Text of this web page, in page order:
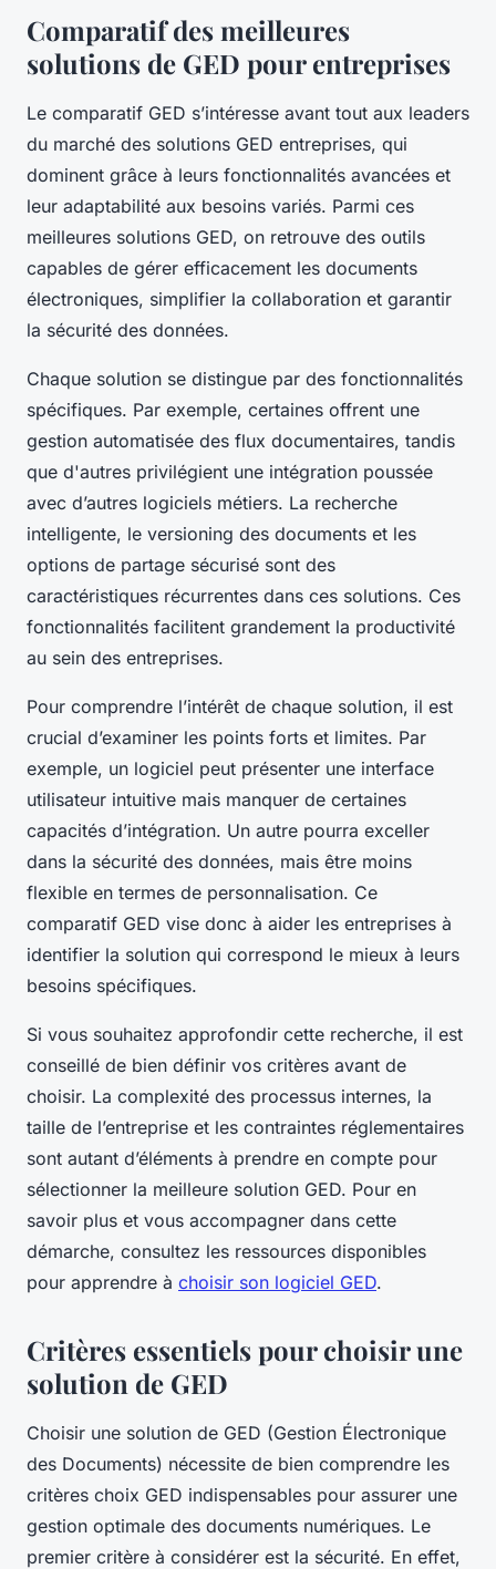
Comparatif des meilleures
solutions de GED pour entreprises
Le comparatif GED s’intéresse avant tout aux leaders
du marché des solutions GED entreprises, qui
dominent grâce à leurs fonctionnalités avancées et
leur adaptabilité aux besoins variés. Parmi ces
meilleures solutions GED, on retrouve des outils
capables de gérer efficacement les documents
électroniques, simplifier la collaboration et garantir
la sécurité des données.
Chaque solution se distingue par des fonctionnalités
spécifiques. Par exemple, certaines offrent une
gestion automatisée des flux documentaires, tandis
que d'autres privilégient une intégration poussée
avec d’autres logiciels métiers. La recherche
intelligente, le versioning des documents et les
options de partage sécurisé sont des
caractéristiques récurrentes dans ces solutions. Ces
fonctionnalités facilitent grandement la productivité
au sein des entreprises.
Pour comprendre l’intérêt de chaque solution, il est
crucial d’examiner les points forts et limites. Par
exemple, un logiciel peut présenter une interface
utilisateur intuitive mais manquer de certaines
capacités d’intégration. Un autre pourra exceller
dans la sécurité des données, mais être moins
flexible en termes de personnalisation. Ce
comparatif GED vise donc à aider les entreprises à
identifier la solution qui correspond le mieux à leurs
besoins spécifiques.
Si vous souhaitez approfondir cette recherche, il est
conseillé de bien définir vos critères avant de
choisir. La complexité des processus internes, la
taille de l’entreprise et les contraintes réglementaires
sont autant d’éléments à prendre en compte pour
sélectionner la meilleure solution GED. Pour en
savoir plus et vous accompagner dans cette
démarche, consultez les ressources disponibles
pour apprendre à choisir son logiciel GED.
Critères essentiels pour choisir une
solution de GED
Choisir une solution de GED (Gestion Électronique
des Documents) nécessite de bien comprendre les
critères choix GED indispensables pour assurer une
gestion optimale des documents numériques. Le
premier critère à considérer est la sécurité. En effet,